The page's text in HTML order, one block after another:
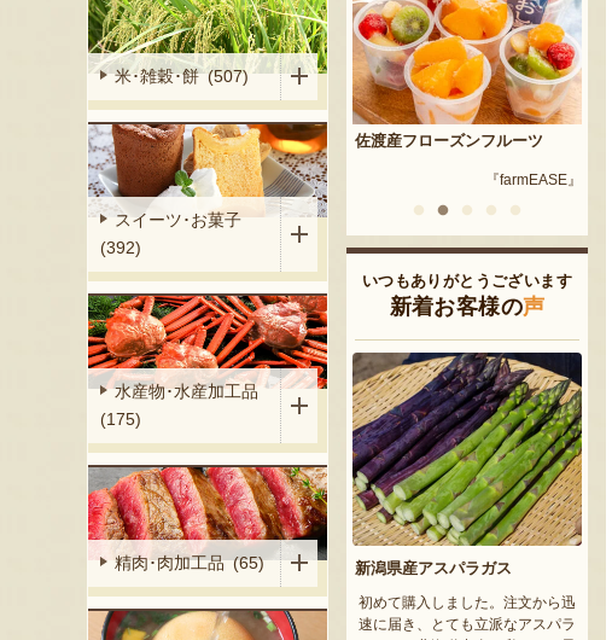
米･雑穀･餅 (507)
スイーツ･お菓子
(392)
水産物･水産加工品
(175)
精肉･肉加工品 (65)
『久保農園』
佐渡産フローズンフルーツ
『farmEASE』
笹だんご詰め合わせ
『田中屋本店』
いつもありがとうございます
新着お客様の声
新潟県産アスパラガス
初めて購入しました。注文から迅
速に届き、とても立派なアスパラ